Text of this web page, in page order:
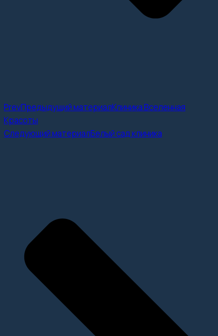
PrevПредыдущий материалКлиника Вселенная
Красоты
Следующий материалБелый сад клиника